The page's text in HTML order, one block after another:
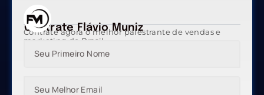
Contrate Flávio Muniz
Contrate agora o melhor palestrante de vendas e
marketing do Brasil